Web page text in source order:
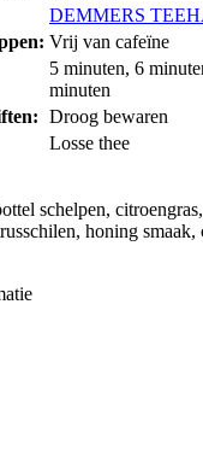
DEMMERS
Vrij van cafeïne
5 minuten, 6
minuten
Droog bewaren
Losse thee
schelpen,
honing smaak,